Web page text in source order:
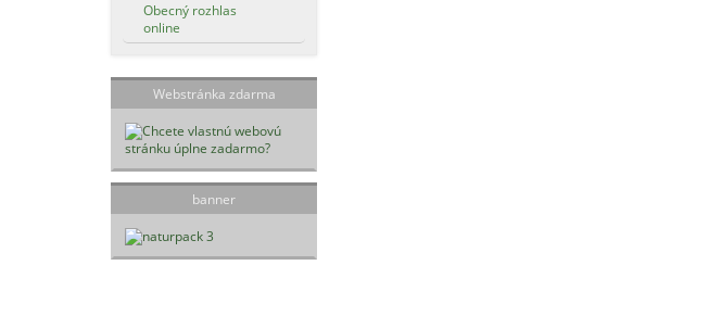
Obecný rozhlas
online
Webstránka zdarma
banner